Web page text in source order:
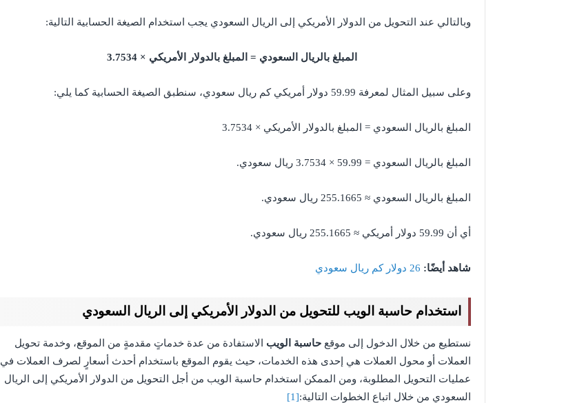
وبالتالي عند التحويل من الدولار الأمريكي إلى الريال السعودي يجب استخدام الصيغة الحسابية التالية:
المبلغ بالريال السعودي = المبلغ بالدولار الأمريكي × 3.7534
وعلى سبيل المثال لمعرفة 59.99 دولار أمريكي كم ريال سعودي، سنطبق الصيغة الحسابية كما يلي:
المبلغ بالريال السعودي = المبلغ بالدولار الأمريكي × 3.7534
المبلغ بالريال السعودي = 59.99 × 3.7534 ريال سعودي.
المبلغ بالريال السعودي ≈ 255.1665 ريال سعودي.
أي أن 59.99 دولار أمريكي ≈ 255.1665 ريال سعودي.
شاهد أيضًا: 26 دولار كم ريال سعودي
استخدام حاسبة الويب للتحويل من الدولار الأمريكي إلى الريال السعودي
نستطيع من خلال الدخول إلى موقع حاسبة الويب الاستفادة من عدة خدماتٍ مقدمةٍ من الموقع، وخدمة تحويل
العملات أو محول العملات هي إحدى هذه الخدمات، حيث يقوم الموقع باستخدام أحدث أسعارٍ لصرف العملات في
عمليات التحويل المطلوبة، ومن الممكن استخدام حاسبة الويب من أجل التحويل من الدولار الأمريكي إلى الريال
السعودي من خلال اتباع الخطوات التالية:[1]